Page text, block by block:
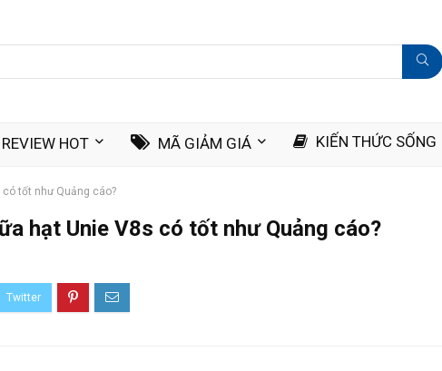
HOT MÃ GIẢM GIÁ KIẾN THỨC SỐNG
có tốt như Quảng cáo?
hạt Unie V8s có tốt như Quảng cáo?